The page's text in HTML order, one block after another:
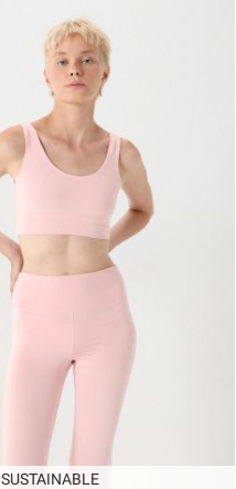
SUSTAINABLE